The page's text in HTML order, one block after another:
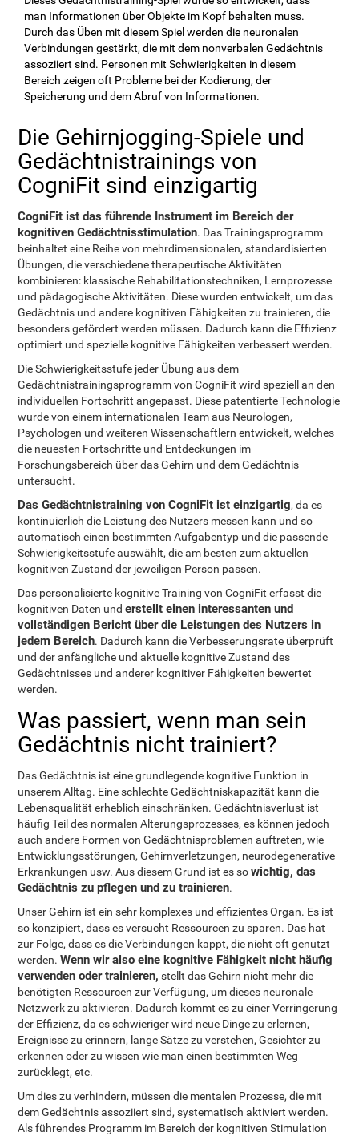
man Informationen über Objekte im Kopf behalten muss.
Durch das Üben mit diesem Spiel werden die neuronalen
Verbindungen gestärkt, die mit dem nonverbalen Gedächtnis
assoziiert sind. Personen mit Schwierigkeiten in diesem
Bereich zeigen oft Probleme bei der Kodierung, der
Speicherung und dem Abruf von Informationen.
Die Gehirnjogging-Spiele und
Gedächtnistrainings von
CogniFit sind einzigartig
CogniFit ist das führende Instrument im Bereich der
kognitiven Gedächtnisstimulation. Das Trainingsprogramm
beinhaltet eine Reihe von mehrdimensionalen, standardisierten
Übungen, die verschiedene therapeutische Aktivitäten
kombinieren: klassische Rehabilitationstechniken, Lernprozesse
und pädagogische Aktivitäten. Diese wurden entwickelt, um das
Gedächtnis und andere kognitiven Fähigkeiten zu trainieren, die
besonders gefördert werden müssen. Dadurch kann die Effizienz
optimiert und spezielle kognitive Fähigkeiten verbessert werden.
Die Schwierigkeitsstufe jeder Übung aus dem
Gedächtnistrainingsprogramm von CogniFit wird speziell an den
individuellen Fortschritt angepasst. Diese patentierte Technologie
wurde von einem internationalen Team aus Neurologen,
Psychologen und weiteren Wissenschaftlern entwickelt, welches
die neuesten Fortschritte und Entdeckungen im
Forschungsbereich über das Gehirn und dem Gedächtnis
untersucht.
Das Gedächtnistraining von CogniFit ist einzigartig, da es
kontinuierlich die Leistung des Nutzers messen kann und so
automatisch einen bestimmten Aufgabentyp und die passende
Schwierigkeitsstufe auswählt, die am besten zum aktuellen
kognitiven Zustand der jeweiligen Person passen.
Das personalisierte kognitive Training von CogniFit erfasst die
kognitiven Daten understellt einen interessanten und
vollständigen Bericht über die Leistungen des Nutzers in
jedem Bereich. Dadurch kann die Verbesserungsrate überprüft
und der anfängliche und aktuelle kognitive Zustand des
Gedächtnisses und anderer kognitiver Fähigkeiten bewertet
werden.
Was passiert, wenn man sein
Gedächtnis nicht trainiert?
Das Gedächtnis ist eine grundlegende kognitive Funktion in
unserem Alltag. Eine schlechte Gedächtniskapazität kann die
Lebensqualität erheblich einschränken. Gedächtnisverlust ist
häufig Teil des normalen Alterungsprozesses, es können jedoch
auch andere Formen von Gedächtnisproblemen auftreten, wie
Entwicklungsstörungen, Gehirnverletzungen, neurodegenerative
Erkrankungen usw. Aus diesem Grund ist es sowichtig, das
Gedächtnis zu pflegen und zu trainieren.
Unser Gehirn ist ein sehr komplexes und effizientes Organ. Es ist
so konzipiert, dass es versucht Ressourcen zu sparen. Das hat
zur Folge, dass es die Verbindungen kappt, die nicht oft genutzt
werden.Wenn wir also eine kognitive Fähigkeit nicht häufig
verwenden oder trainieren, stellt das Gehirn nicht mehr die
benötigten Ressourcen zur Verfügung, um dieses neuronale
Netzwerk zu aktivieren. Dadurch kommt es zu einer Verringerung
der Effizienz, da es schwieriger wird neue Dinge zu erlernen,
Ereignisse zu erinnern, lange Sätze zu verstehen, Gesichter zu
erkennen oder zu wissen wie man einen bestimmten Weg
zurücklegt, etc.
Um dies zu verhindern, müssen die mentalen Prozesse, die mit
dem Gedächtnis assoziiert sind, systematisch aktiviert werden.
Als führendes Programm im Bereich der kognitiven Stimulation